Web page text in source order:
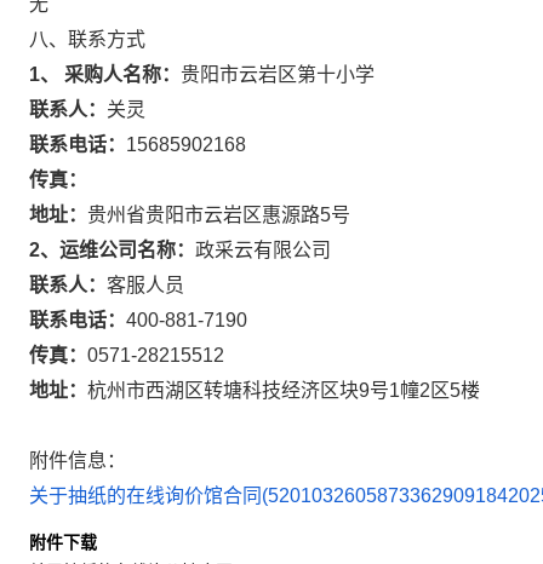
无
八、联系方式
1、 采购人名称： 贵阳市云岩区第十小学
联系人： 关灵
联系电话： 15685902168
传真：
地址： 贵州省贵阳市云岩区惠源路5号
2、运维公司名称： 政采云有限公司
联系人： 客服人员
联系电话： 400-881-7190
传真： 0571-28215512
地址： 杭州市西湖区转塘科技经济区块9号1幢2区5楼
附件信息：
关于抽纸的在线询价馆合同
附件下载